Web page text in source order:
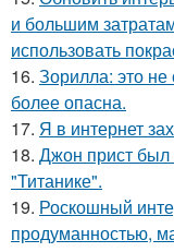
и большим
использовать
16. Зорилла: это
более опасна.
17. Я в интернет
18. Джон прист был
"Титанике".
19. Роскошный
продуманностью,